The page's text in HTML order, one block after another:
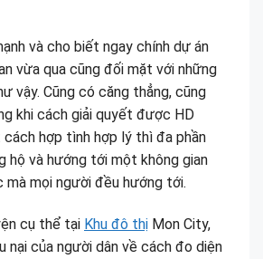
và cho biết ngay chính dự án
vừa qua cũng đối mặt với những
vậy. Cũng có căng thẳng, cũng
khi cách giải quyết được HD
hợp tình hợp lý thì đa phần
hộ và hướng tới một không gian
mà mọi người đều hướng tới.
cụ thể tại Khu đô thị Mon City,
nại của người dân về cách đo diện